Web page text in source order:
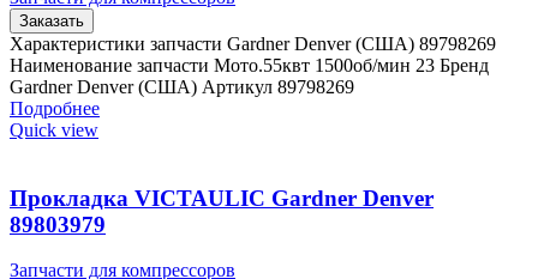
Заказать
Характеристики запчасти Gardner Denver (США) 89798269
Наименование запчасти Мото.55квт 1500об/мин 23 Бренд
Gardner Denver (США) Артикул 89798269
Подробнее
Quick view
Прокладка VICTAULIC Gardner Denver
89803979
Запчасти для компрессоров